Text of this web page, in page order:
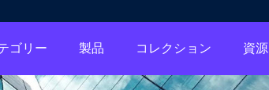
ゴリー 製品 コレクション 資源